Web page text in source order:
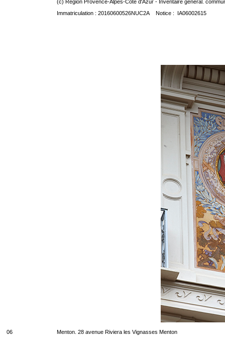
(c) Région Provence-Alpes-Côte d'Azur - Inventaire général.
Immatriculation : 20160600526NUC2A Notice : IA06002615
06 Menton. 28 avenue Riviera les Vignasses Menton